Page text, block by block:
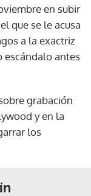
en subir
que se le acusa
a la exactriz
escándalo antes
grabación
y en la
los